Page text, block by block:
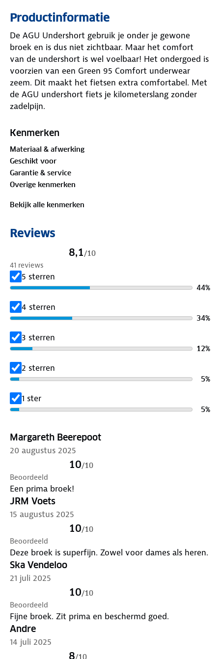
Productinformatie
De AGU Undershort gebruik je onder je gewone
broek en is dus niet zichtbaar. Maar het comfort
van de undershort is wel voelbaar! Het ondergoed is
voorzien van een Green 95 Comfort underwear
zeem. Dit maakt het fietsen extra comfortabel. Met
de AGU undershort fiets je kilometerslang zonder
zadelpijn.
Specificaties undershort fietsbroek
✓ Met elastische tailleband
✓ Materiaal: 100% polyester
✓ Met Green 95 Comfort underwear zeem
Kenmerken
Materiaal & afwerking
Geschikt voor
Garantie & service
Overige kenmerken
Bekijk alle kenmerken
Reviews
8,1/10
41 reviews
5 sterren
44%
4 sterren
34%
3 sterren
12%
2 sterren
5%
1 ster
5%
Margareth Beerepoot
20 augustus 2025
10/10
Beoordeeld
Een prima broek!
JRM Voets
15 augustus 2025
10/10
Beoordeeld
Deze broek is superfijn. Zowel voor dames als heren.
Ska Vendeloo
21 juli 2025
10/10
Beoordeeld
Fijne broek. Zit prima en beschermd goed.
Andre
14 juli 2025
8/10